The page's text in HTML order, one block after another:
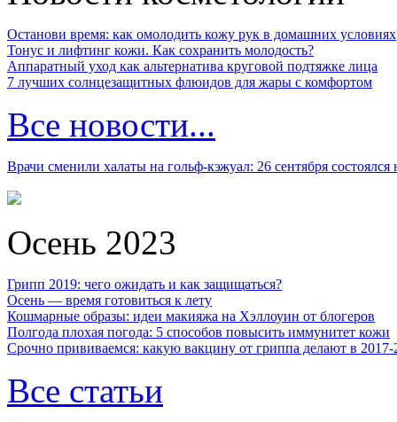
Останови время: как омолодить кожу рук в домашних условиях
Тонус и лифтинг кожи. Как сохранить молодость?
Аппаратный уход как альтернатива круговой подтяжке лица
7 лучших солнцезащитных флюидов для жары с комфортом
Все новости...
Врачи сменили халаты на гольф-кэжуал: 26 сентября
Осень 2023
Грипп 2019: чего ожидать и как защищаться?
Осень — время готовиться к лету
Кошмарные образы: идеи макияжа на Хэллоуин от блогеров
Полгода плохая погода: 5 способов повысить иммунитет кожи
Срочно прививаемся: какую вакцину от гриппа делают в 2017-
Все статьи